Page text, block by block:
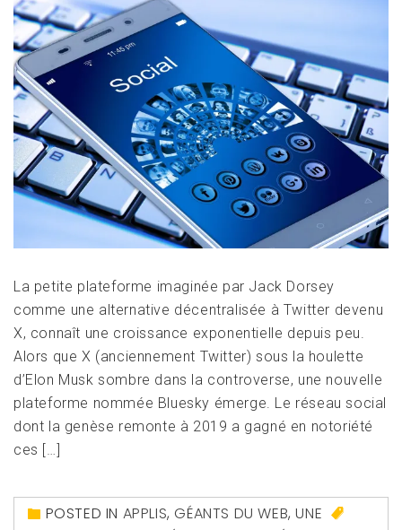
La petite plateforme imaginée par Jack Dorsey
comme une alternative décentralisée à Twitter devenu
X, connaît une croissance exponentielle depuis peu.
Alors que X (anciennement Twitter) sous la houlette
d’Elon Musk sombre dans la controverse, une nouvelle
plateforme nommée Bluesky émerge. Le réseau social
dont la genèse remonte à 2019 a gagné en notoriété
ces […]
POSTED IN APPLIS,GÉANTS DU WEB,UNE